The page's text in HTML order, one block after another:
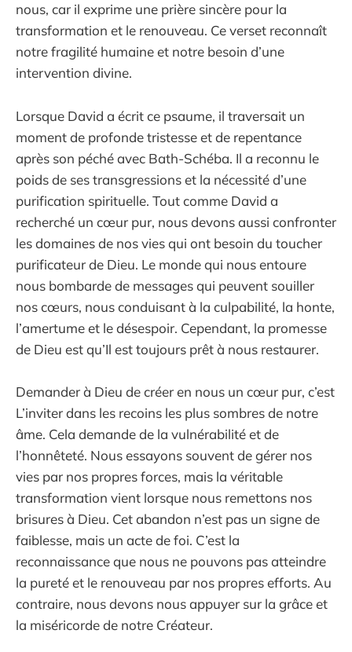
nous, car il exprime une prière sincère pour la
transformation et le renouveau. Ce verset reconnaît
notre fragilité humaine et notre besoin d’une
intervention divine.
Lorsque David a écrit ce psaume, il traversait un
moment de profonde tristesse et de repentance
après son péché avec Bath-Schéba. Il a reconnu le
poids de ses transgressions et la nécessité d’une
purification spirituelle. Tout comme David a
recherché un cœur pur, nous devons aussi confronter
les domaines de nos vies qui ont besoin du toucher
purificateur de Dieu. Le monde qui nous entoure
nous bombarde de messages qui peuvent souiller
nos cœurs, nous conduisant à la culpabilité, la honte,
l’amertume et le désespoir. Cependant, la promesse
de Dieu est qu’Il est toujours prêt à nous restaurer.
Demander à Dieu de créer en nous un cœur pur, c’est
L’inviter dans les recoins les plus sombres de notre
âme. Cela demande de la vulnérabilité et de
l’honnêteté. Nous essayons souvent de gérer nos
vies par nos propres forces, mais la véritable
transformation vient lorsque nous remettons nos
brisures à Dieu. Cet abandon n’est pas un signe de
faiblesse, mais un acte de foi. C’est la
reconnaissance que nous ne pouvons pas atteindre
la pureté et le renouveau par nos propres efforts. Au
contraire, nous devons nous appuyer sur la grâce et
la miséricorde de notre Créateur.